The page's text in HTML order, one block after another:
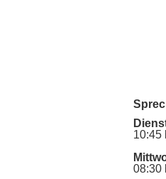
10:45
08:30